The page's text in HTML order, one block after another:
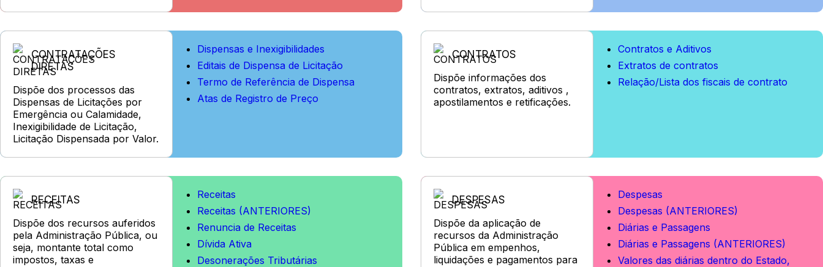
CONTRATAÇÕES
DIRETAS
Dispõe dos processos das
Dispensas de Licitações por
Emergência ou Calamidade,
Inexigibilidade de Licitação,
Licitação Dispensada por Valor.
Dispensas e Inexigibilidades
Editais de Dispensa de Licitação
Termo de Referência de Dispensa
Atas de Registro de Preço
CONTRATOS
Dispõe informações dos
contratos, extratos, aditivos ,
apostilamentos e retificações.
Contratos e Aditivos
Extratos de contratos
Relação/Lista dos fiscais de contrato
RECEITAS
Dispõe dos recursos auferidos
pela Administração Pública, ou
seja, montante total como
impostos, taxas e
Receitas
Receitas (ANTERIORES)
Renuncia de Receitas
Dívida Ativa
Desonerações Tributárias
DESPESAS
Dispõe da aplicação de
recursos da Administração
Pública em empenhos,
liquidações e pagamentos para
Despesas
Despesas (ANTERIORES)
Diárias e Passagens
Diárias e Passagens (ANTERIORES)
Valores das diárias dentro do Estado,